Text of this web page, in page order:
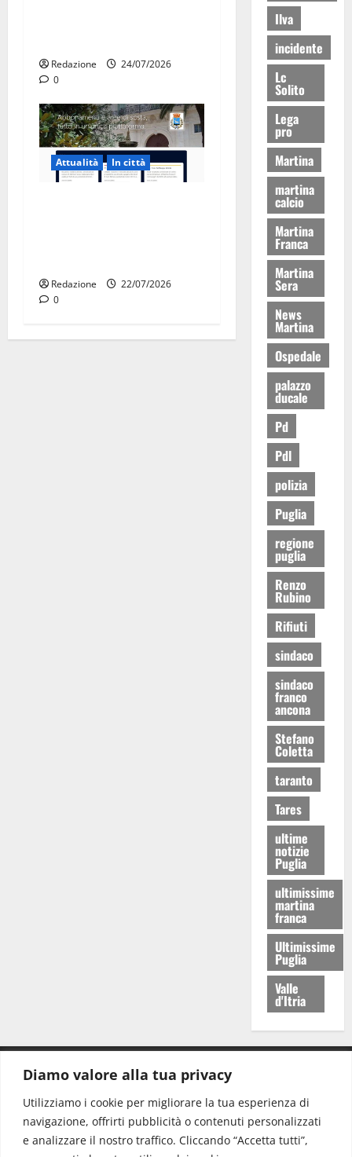
Diamo valore alla tua privacy
Utilizziamo i cookie per migliorare la tua esperienza di
navigazione, offrirti pubblicità o contenuti personalizzati
e analizzare il nostro traffico. Cliccando “Accetta tutti”,
Redazione
24/07/2026
0
Attualità In città
Redazione
22/07/2026
0
Ilva
incidente
Lc
Solito
Lega
pro
Martina
martina
calcio
Martina
Franca
Martina
Sera
News
Martina
Ospedale
palazzo
ducale
Pd
Pdl
polizia
Puglia
regione
puglia
Renzo
Rubino
Rifiuti
sindaco
sindaco
franco
ancona
Stefano
Coletta
taranto
Tares
ultime
notizie
Puglia
ultimissime
martina
franca
Ultimissime
Puglia
Valle
d'Itria
Redazione: redazione@www.martinasera.it
Direttore:direttore@www.martinasera.it